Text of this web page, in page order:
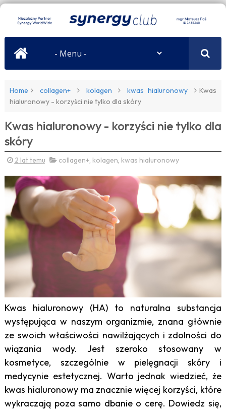
Home collagen+ kolagen kwas hialuronowy
Kwas
hialuronowy - korzyści nie tylko dla skóry
Kwas hialuronowy - korzyści nie tylko dla
skóry
2 lat temu collagen+, kolagen, kwas hialuronowy
Kwas hialuronowy (HA) to naturalna substancja
występująca w naszym organizmie, znana głównie
ze swoich właściwości nawilżających i zdolności do
wiązania wody. Jest szeroko stosowany w
kosmetyce, szczególnie w pielęgnacji skóry i
medycynie estetycznej. Warto jednak wiedzieć, że
kwas hialuronowy ma znacznie więcej korzyści, które
wykraczają poza samo dbanie o cerę. Dowiedz się,